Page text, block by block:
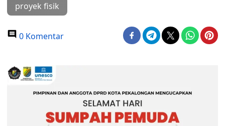
proyek fisik
0 Komentar